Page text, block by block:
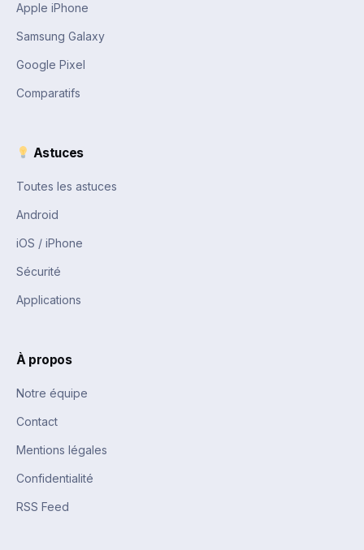
Apple iPhone
Samsung Galaxy
Google Pixel
Comparatifs
Astuces
Toutes les astuces
Android
iOS / iPhone
Sécurité
Applications
À propos
Notre équipe
Contact
Mentions légales
Confidentialité
RSS Feed